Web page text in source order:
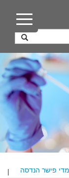
|